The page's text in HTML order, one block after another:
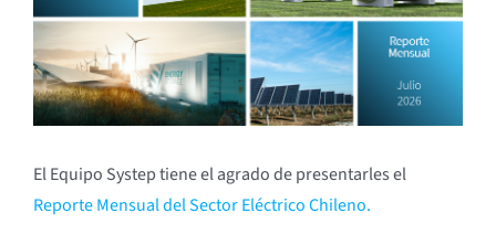
El Equipo Systep tiene el agrado de presentarles el
Reporte Mensual del Sector Eléctrico Chileno.